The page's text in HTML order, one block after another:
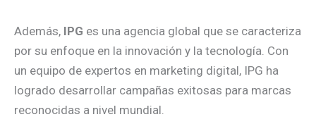
Además, IPG es una agencia global que se caracteriza
por su enfoque en la innovación y la tecnología. Con
un equipo de expertos en marketing digital, IPG ha
logrado desarrollar campañas exitosas para marcas
reconocidas a nivel mundial.